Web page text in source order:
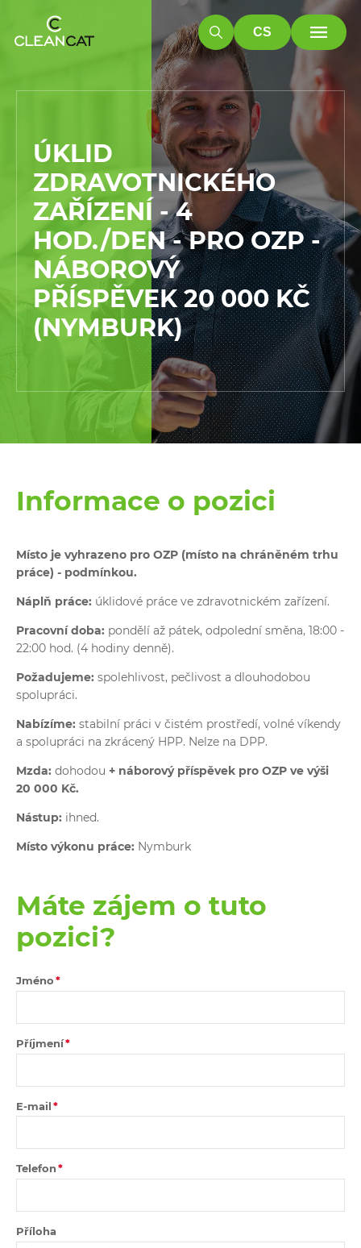
CS
ÚKLID
ZDRAVOTNICKÉHO
ZAŘÍZENÍ - 4
HOD./DEN - PRO OZP -
NÁBOROVÝ
PŘÍSPĚVEK 20 000 KČ
(NYMBURK)
Informace o pozici
Místo je vyhrazeno pro OZP (místo na chráněném trhu
práce) - podmínkou.
Náplň práce: úklidové práce ve zdravotnickém zařízení.
Pracovní doba: pondělí až pátek, odpolední směna, 18:00 -
22:00 hod. (4 hodiny denně).
Požadujeme: spolehlivost, pečlivost a dlouhodobou
spolupráci.
Nabízíme: stabilní práci v čistém prostředí, volné víkendy
a spolupráci na zkrácený HPP. Nelze na DPP.
Mzda: dohodou + náborový příspěvek pro OZP ve výši
20 000 Kč.
Nástup: ihned.
Místo výkonu práce: Nymburk
Máte zájem o tuto
pozici?
Jméno
Příjmení
E-mail
Telefon
Příloha